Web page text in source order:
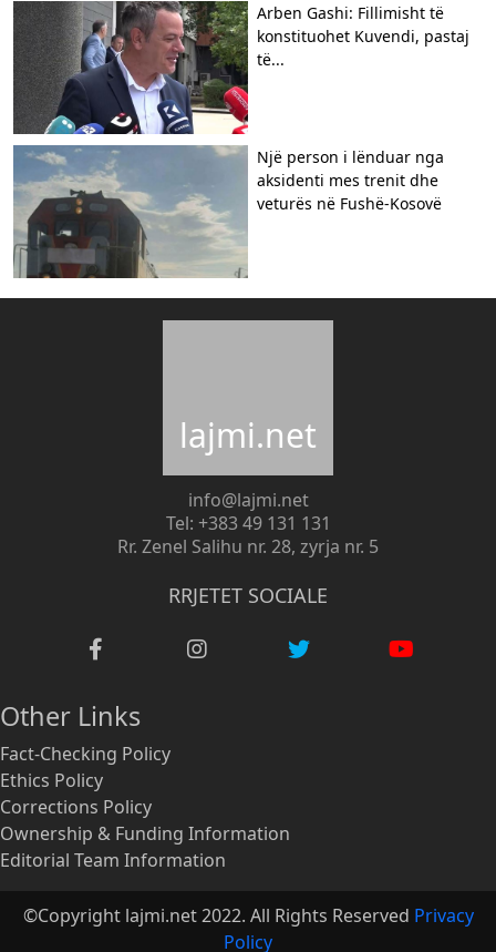
Arben Gashi: Fillimisht të
konstituohet Kuvendi, pastaj
të...
Një person i lënduar nga
aksidenti mes trenit dhe
veturës në Fushë-Kosovë
lajmi.net
info@lajmi.net
Tel: +383 49 131 131
Rr. Zenel Salihu nr. 28, zyrja nr. 5
RRJETET SOCIALE
Other Links
Fact-Checking Policy
Ethics Policy
Corrections Policy
Ownership & Funding Information
Editorial Team Information
©Copyright lajmi.net 2022. All Rights Reserved Privacy
Policy